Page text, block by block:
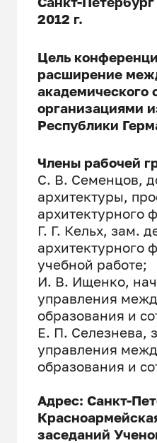
2012 г.
Цель
расширение
академического
организациями
Республики
Члены рабочей
С. В. Семенцов,
архитектуры,
архитектурного
Г. Г. Кельх, зам.
архитектурного
учебной работе;
И. В. Ищенко,
управления
образования и
Е. П. Селезнева,
управления
образования и
Адрес:Санкт-
заседаний